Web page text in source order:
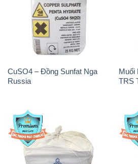
CuSO4 – Đồng Sunfat Nga
Russia
Muối
TRS